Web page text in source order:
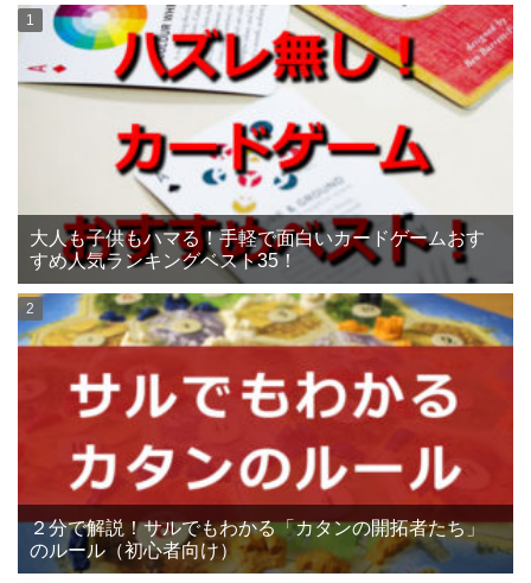
大人も子供もハマる！手軽で面白いカードゲームおす
すめ人気ランキングベスト35！
２分で解説！サルでもわかる「カタンの開拓者たち」
のルール（初心者向け）